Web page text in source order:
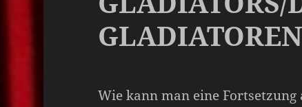
Wie kann man eine